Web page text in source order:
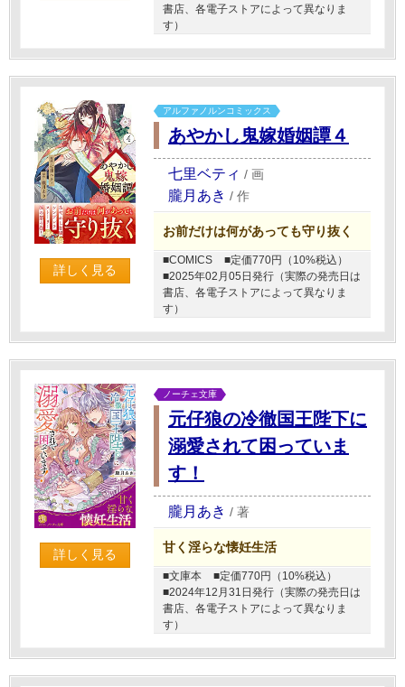
書店、各電子ストアによって異なりま
す）
詳しく見る
アルファノルンコミックス
あやかし鬼嫁婚姻譚４
七里ベティ / 画
朧月あき / 作
お前だけは何があっても守り抜く
■COMICS
■定価770円（10%税込）
■2025年02月05日発行（実際の発売日は
書店、各電子ストアによって異なりま
す）
詳しく見る
ノーチェ文庫
元仔狼の冷徹国王陛下に
溺愛されて困っていま
す！
朧月あき / 著
甘く淫らな懐妊生活
■文庫本
■定価770円（10%税込）
■2024年12月31日発行（実際の発売日は
書店、各電子ストアによって異なりま
す）